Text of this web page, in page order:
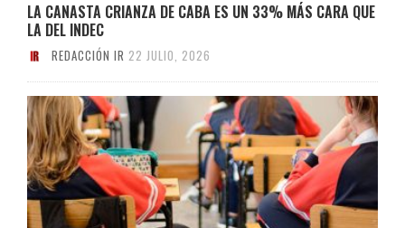
LA CANASTA CRIANZA DE CABA ES UN 33% MÁS CARA QUE
LA DEL INDEC
REDACCIÓN IR 22 JULIO, 2026